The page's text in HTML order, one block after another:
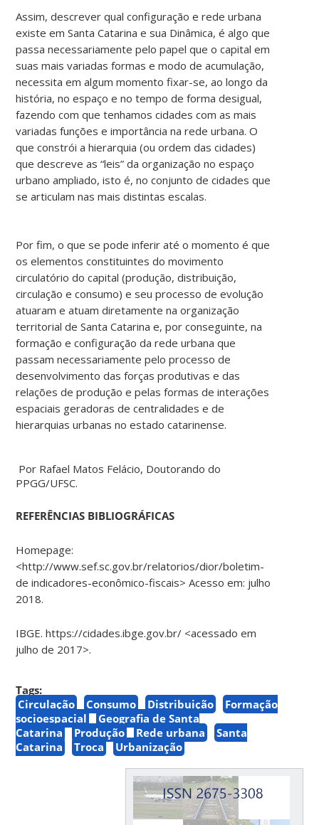
Assim, descrever qual configuração e rede urbana
existe em Santa Catarina e sua Dinâmica, é algo que
passa necessariamente pelo papel que o capital em
suas mais variadas formas e modo de acumulação,
necessita em algum momento fixar-se, ao longo da
história, no espaço e no tempo de forma desigual,
fazendo com que tenhamos cidades com as mais
variadas funções e importância na rede urbana. O
que constrói a hierarquia (ou ordem das cidades)
que descreve as “leis” da organização no espaço
urbano ampliado, isto é, no conjunto de cidades que
se articulam nas mais distintas escalas.
Por fim, o que se pode inferir até o momento é que
os elementos constituintes do movimento
circulatório do capital (produção, distribuição,
circulação e consumo) e seu processo de evolução
atuaram e atuam diretamente na organização
territorial de Santa Catarina e, por conseguinte, na
formação e configuração da rede urbana que
passam necessariamente pelo processo de
desenvolvimento das forças produtivas e das
relações de produção e pelas formas de interações
espaciais geradoras de centralidades e de
hierarquias urbanas no estado catarinense.
Por Rafael Matos Felácio, Doutorando do
PPGG/UFSC.
REFERÊNCIAS BIBLIOGRÁFICAS
Homepage:
<http://www.sef.sc.gov.br/relatorios/dior/boletim-
de indicadores-econômico-fiscais> Acesso em: julho
2018.
IBGE. https://cidades.ibge.gov.br/ <acessado em
julho de 2017>.
Tags:
Circulação
Consumo Distribuição
Formação
socioespacial
Geografia de Santa
Catarina
Produção Rede urbana
Santa
Catarina
Troca Urbanização